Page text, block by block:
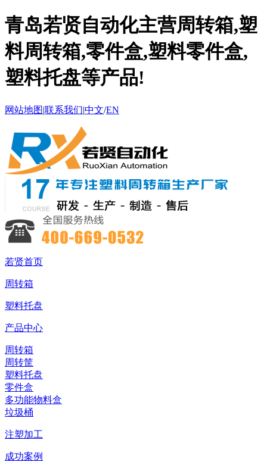
青岛若贤自动化主营周转箱,塑
料周转箱,零件盒,塑料零件盒,
塑料托盘等产品!
网站地图|联系我们|中文/EN
若贤首页
周转箱
塑料托盘
产品中心
周转箱
周转筐
塑料托盘
零件盒
多功能物料盒
垃圾桶
注塑加工
成功案例